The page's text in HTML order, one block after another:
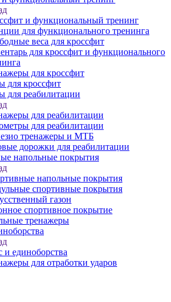
и функциональный тренинг
для функционального тренинга
веса для кроссфит
для кроссфит и функционального
для кроссфит
для кроссфит
для реабилитации
для реабилитации
для реабилитации
тренажеры и МТБ
дорожки для реабилитации
напольные покрытия
напольные покрытия
спортивные покрытия
газон
спортивное покрытие
тренажеры
и единоборства
для отработки ударов